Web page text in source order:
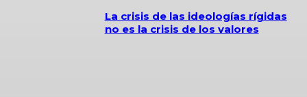
La crisis de las ideologías rígidas
no es la crisis de los valores